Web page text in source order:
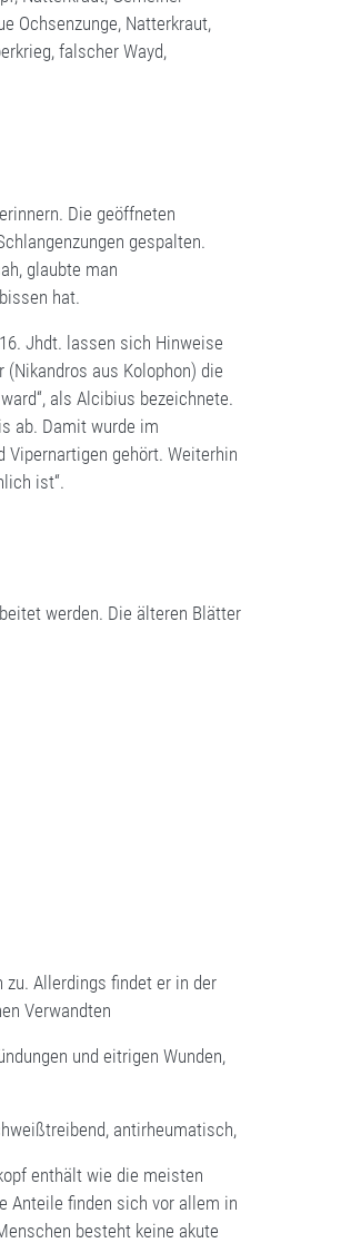
Ochsenzunge, Natterkraut,
falscher Wayd,
Die geöffneten
gespalten.
glaubte man
hat.
Jhdt. lassen sich Hinweise
aus Kolophon) die
als Alcibius bezeichnete.
ab. Damit wurde im
Vipernartigen gehört. Weiterhin
ist“.
werden. Die älteren Blätter
Allerdings findet er in der
Verwandten
und eitrigen Wunden,
antirheumatisch,
enthält wie die meisten
Anteile finden sich vor allem in
besteht keine akute